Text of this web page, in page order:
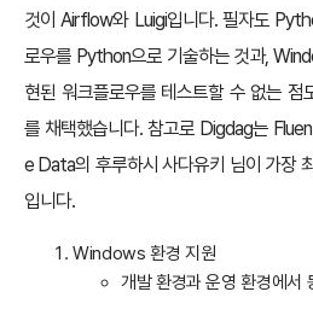
것이 Airflow와 Luigi입니다. 필자도
로우를 Python으로 기술하는 것과,
현된 워크플로우를 테스트할 수 없는 점
를 채택했습니다. 참고로 Digdag는
e Data의 후루하시 사다유키 님이 가장
입니다.
Windows 환경 지원
개발 환경과 운영 환경에서